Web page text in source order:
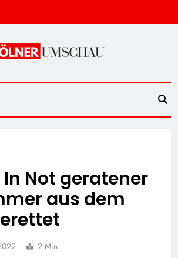
Umschau
In Not geratener
aus dem
2 Min